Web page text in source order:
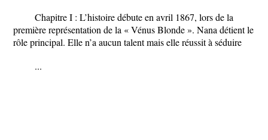
Chapitre I : L’histoire débute en avril 1867, lors de la
première représentation de la « Vénus Blonde ». Nana détient le
rôle principal. Elle n’a aucun talent mais elle réussit à séduire
...